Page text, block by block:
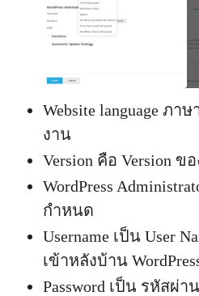
Website language ภา
งาน
Version คือ Version ขอ
WordPress
กำหนด
Username เป็น User
เข้าหลังบ้าน
Password เป็น รหัสผ่